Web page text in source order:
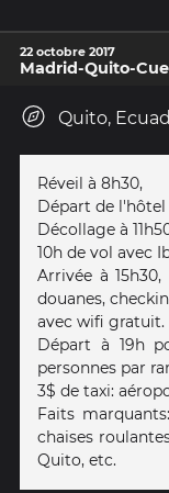
22 octobre 2017
Madrid-Quito-
Quito,
Réveil à 8h30,
Départ de
Décollage à
10h de vol avec
Arrivée à
douanes,
avec wifi gratuit.
Départ à 19h
personnes par
3$ de taxi:
Faits
chaises
Quito, etc.